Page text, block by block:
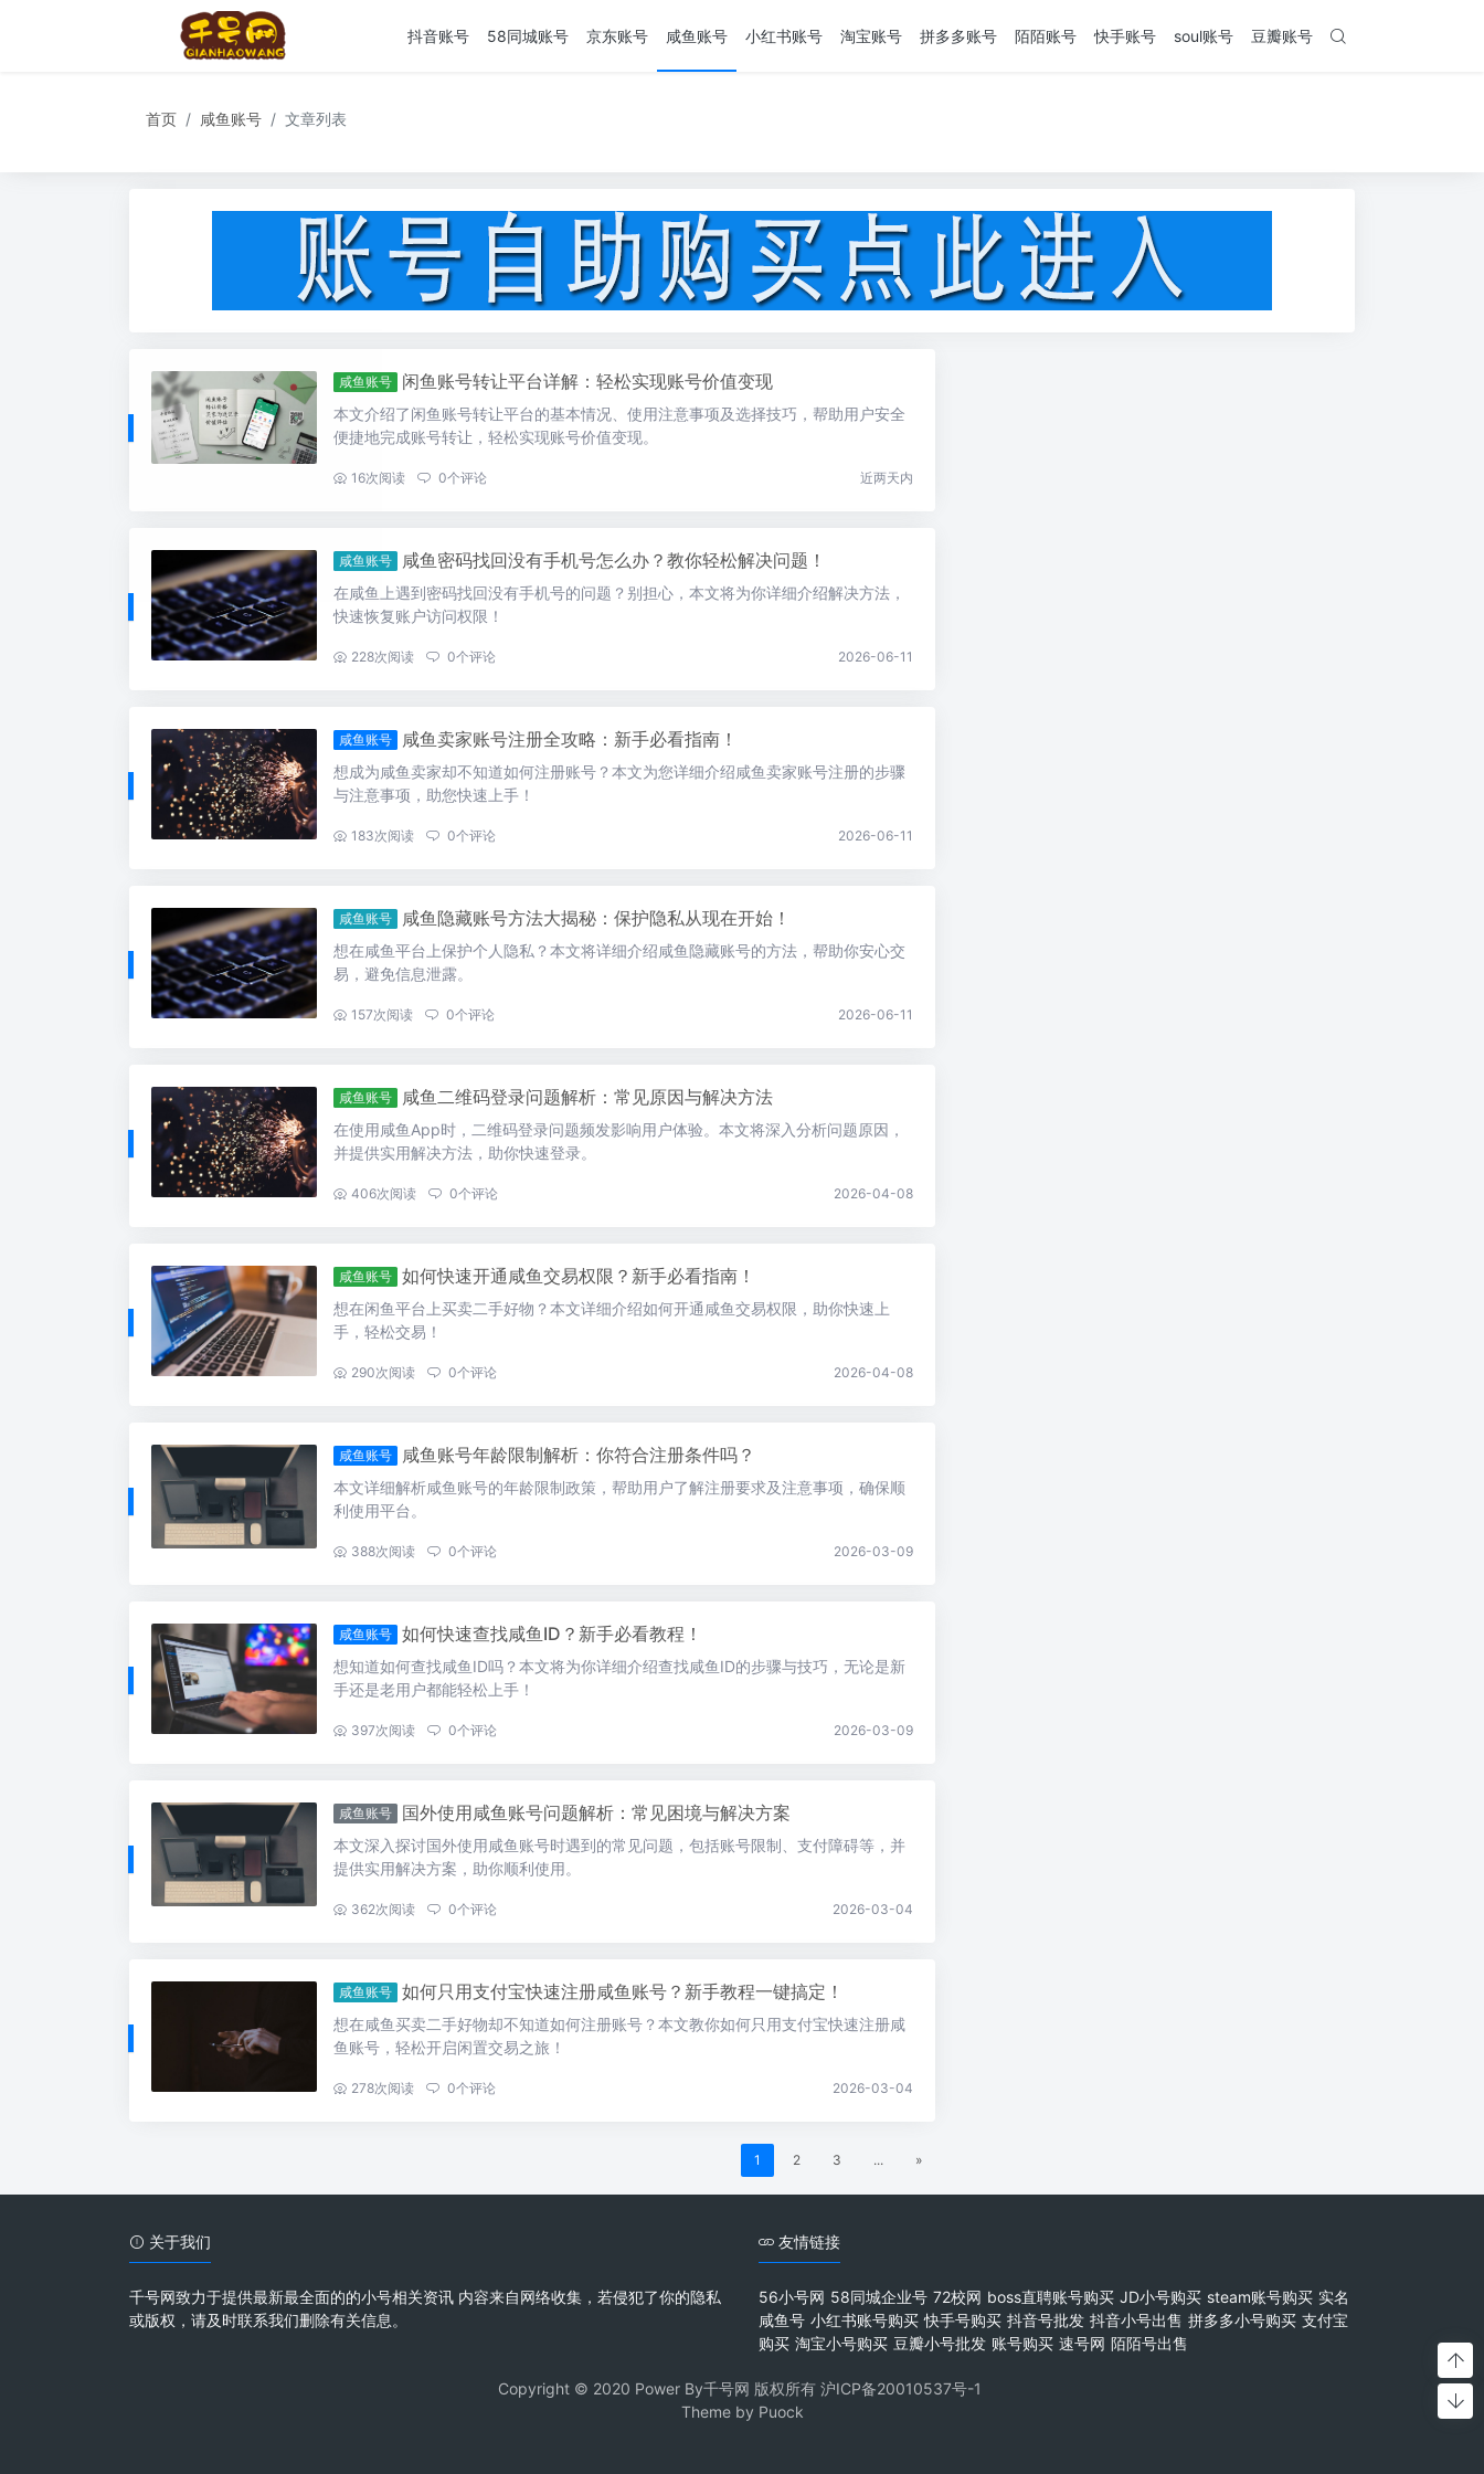
抖音账号 58同城账号 京东账号 咸鱼账号 小红书账号 淘宝账号 拼多多账号 陌陌账号 快手账号 soul账号 豆瓣账号
首页 咸鱼账号 文章列表
咸鱼账号 闲鱼账号转让平台详解：轻松实现账号价值变现
本文介绍了闲鱼账号转让平台的基本情况、使用注意事项及选择技巧，帮助用户安全
便捷地完成账号转让，轻松实现账号价值变现。
... 16次阅读 0个评论 近两天内
咸鱼账号 咸鱼密码找回没有手机号怎么办？教你轻松解决问题！
在咸鱼上遇到密码找回没有手机号的问题？别担心，本文将为你详细介绍解决方法，
快速恢复账户访问权限！
... 228次阅读 0个评论 2026-06-11
咸鱼账号 咸鱼卖家账号注册全攻略：新手必看指南！
想成为咸鱼卖家却不知道如何注册账号？本文为您详细介绍咸鱼卖家账号注册的步骤
与注意事项，助您快速上手！
... 183次阅读 0个评论 2026-06-11
咸鱼账号 咸鱼隐藏账号方法大揭秘：保护隐私从现在开始！
想在咸鱼平台上保护个人隐私？本文将详细介绍咸鱼隐藏账号的方法，帮助你安心交
易，避免信息泄露。
... 157次阅读 0个评论 2026-06-11
咸鱼账号 咸鱼二维码登录问题解析：常见原因与解决方法
在使用咸鱼App时，二维码登录问题频发影响用户体验。本文将深入分析问题原因，
并提供实用解决方法，助你快速登录。
... 406次阅读 0个评论 2026-04-08
咸鱼账号 如何快速开通咸鱼交易权限？新手必看指南！
想在闲鱼平台上买卖二手好物？本文详细介绍如何开通咸鱼交易权限，助你快速上
手，轻松交易！
... 290次阅读 0个评论 2026-04-08
咸鱼账号 咸鱼账号年龄限制解析：你符合注册条件吗？
本文详细解析咸鱼账号的年龄限制政策，帮助用户了解注册要求及注意事项，确保顺
利使用平台。
... 388次阅读 0个评论 2026-03-09
咸鱼账号 如何快速查找咸鱼ID？新手必看教程！
想知道如何查找咸鱼ID吗？本文将为你详细介绍查找咸鱼ID的步骤与技巧，无论是新
手还是老用户都能轻松上手！
... 397次阅读 0个评论 2026-03-09
咸鱼账号 国外使用咸鱼账号问题解析：常见困境与解决方案
本文深入探讨国外使用咸鱼账号时遇到的常见问题，包括账号限制、支付障碍等，并
提供实用解决方案，助你顺利使用。
... 362次阅读 0个评论 2026-03-04
咸鱼账号 如何只用支付宝快速注册咸鱼账号？新手教程一键搞定！
想在咸鱼买卖二手好物却不知道如何注册账号？本文教你如何只用支付宝快速注册咸
鱼账号，轻松开启闲置交易之旅！
... 278次阅读 0个评论 2026-03-04
1 2 3 ... »
关于我们
千号网致力于提供最新最全面的的小号相关资讯 内容来自网络收集，若侵犯了你的隐私
或版权，请及时联系我们删除有关信息。
友情链接
56小号网 58同城企业号 72校网 boss直聘账号购买 JD小号购买 steam账号购买 实名
咸鱼号 小红书账号购买 快手号购买 抖音号批发 抖音小号出售 拼多多小号购买 支付宝
购买 淘宝小号购买 豆瓣小号批发 账号购买 速号网 陌陌号出售
Copyright © 2020 Power By千号网 版权所有 沪ICP备20010537号-1
Theme by Puock